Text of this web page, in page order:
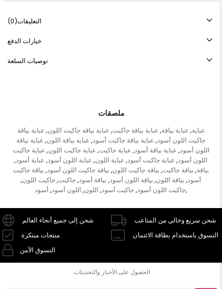
التعليقات(0)
خيارات الدفع
توصيات السلعة
ملصقات
عباية, عباية بياقة, عباية بياقة جاكيت, عباية بياقة جاكيت اللون, عباية بياقة
جاكيت اللون أسود, عباية بياقة جاكيت أسود, عباية بياقة اللون, عباية بياقة
اللون أسود, عباية بياقة أسود, عباية جاكيت, عباية جاكيت اللون, عباية جاكيت
اللون أسود, عباية جاكيت أسود, عباية اللون, عباية اللون أسود, عباية أسود,
بياقة, بياقة جاكيت, بياقة جاكيت اللون, بياقة جاكيت اللون أسود, بياقة جاكيت
أسود, بياقة اللون, بياقة اللون أسود, بياقة أسود, جاكيت, جاكيت اللون,
جاكيت اللون أسود, جاكيت أسود, اللون, اللون أسود, أسود ,
شحن إلى جميع أنحاء العالم
شحن سريع وخالي من المتاعب
منتجات مبتكرة
التسوق باستخدام بطاقة الائتمان
التسوق الآمن
الحصول على الأخبار والتحديثات.